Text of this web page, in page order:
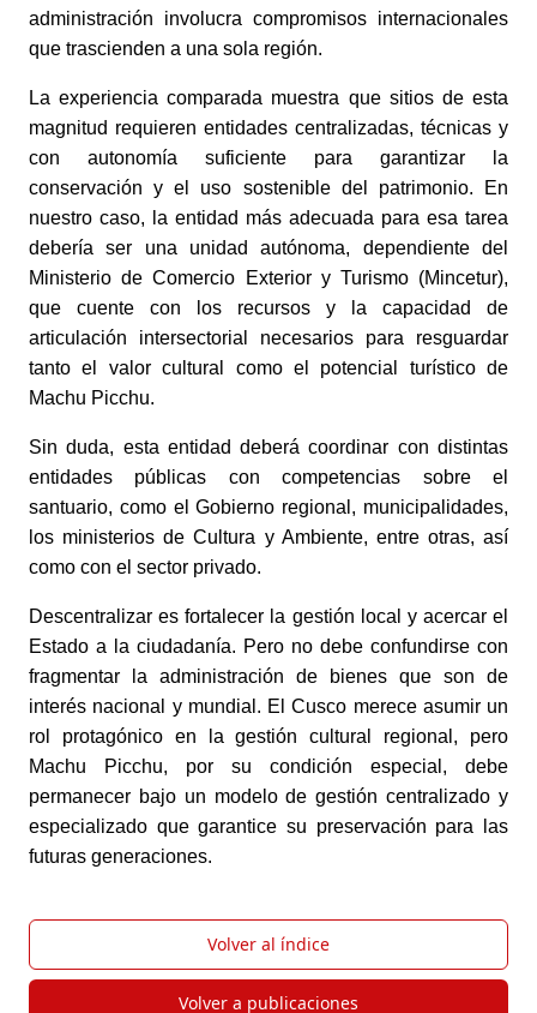
administración involucra compromisos internacionales
que trascienden a una sola región.
La experiencia comparada muestra que sitios de esta
magnitud requieren entidades centralizadas, técnicas y
con autonomía suficiente para garantizar la
conservación y el uso sostenible del patrimonio. En
nuestro caso, la entidad más adecuada para esa tarea
debería ser una unidad autónoma, dependiente del
Ministerio de Comercio Exterior y Turismo (Mincetur),
que cuente con los recursos y la capacidad de
articulación intersectorial necesarios para resguardar
tanto el valor cultural como el potencial turístico de
Machu Picchu.
Sin duda, esta entidad deberá coordinar con distintas
entidades públicas con competencias sobre el
santuario, como el Gobierno regional, municipalidades,
los ministerios de Cultura y Ambiente, entre otras, así
como con el sector privado.
Descentralizar es fortalecer la gestión local y acercar el
Estado a la ciudadanía. Pero no debe confundirse con
fragmentar la administración de bienes que son de
interés nacional y mundial. El Cusco merece asumir un
rol protagónico en la gestión cultural regional, pero
Machu Picchu, por su condición especial, debe
permanecer bajo un modelo de gestión centralizado y
especializado que garantice su preservación para las
futuras generaciones.
Volver al índice
Volver a publicaciones